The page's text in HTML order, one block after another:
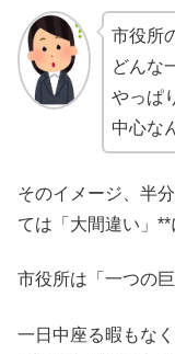
市役所
どんな
やっぱ
中心な
そのイメージ、半
ては「大間違い」**
市役所は「一つの
一日中座る暇もな